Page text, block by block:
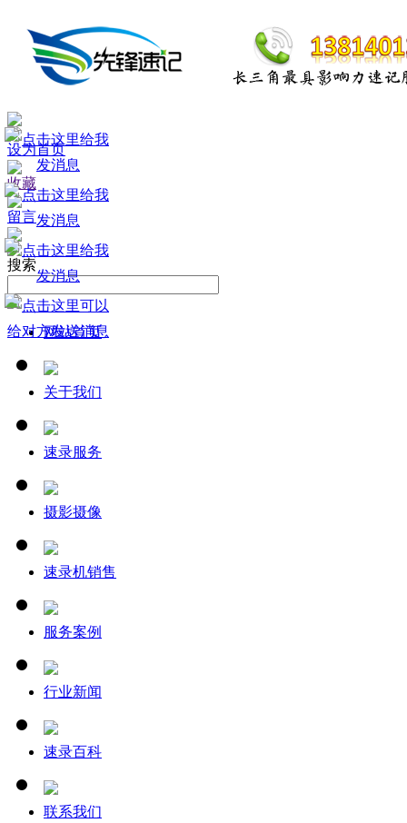
设为首页
收藏
留言
搜索
网站首页
关于我们
速录服务
摄影摄像
速录机销售
服务案例
行业新闻
速录百科
联系我们